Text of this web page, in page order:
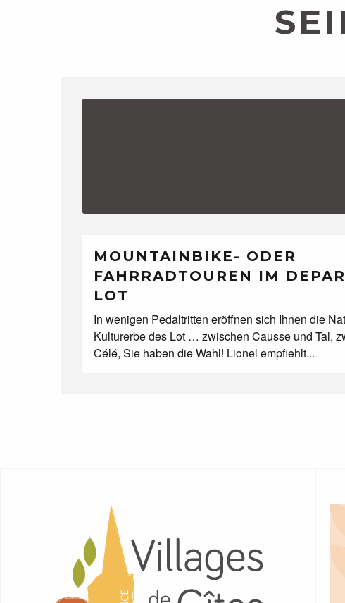
MOUNTAINBIKE- ODER
FAHRRADTOUREN IM
LOT
In wenigen Pedaltritten eröffnen sich Ihnen die
Kulturerbe des Lot … zwischen Causse und Tal,
Célé, Sie haben die Wahl! Lionel empfiehlt...